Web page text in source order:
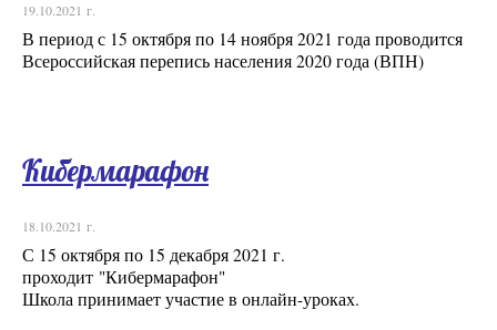
19.10.2021 г.
В период с 15 октября по 14 ноября 2021 года проводится
Всероссийская перепись населения 2020 года (ВПН)
Кибермарафон
18.10.2021 г.
С 15 октября по 15 декабря 2021 г.
проходит "Кибермарафон"
Школа принимает участие в онлайн-уроках.